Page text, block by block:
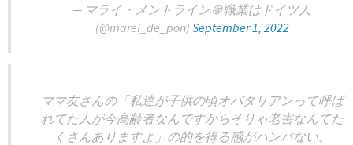
— マライ・メントライン＠職業はドイツ人
(@marei_de_pon) September 1, 2022
ママ友さんの「私達が子供の頃オバタリアンって呼ば
れてた人が今高齢者なんですからそりゃ老害なんてた
くさんありますよ」の的を得る感がハンパない。